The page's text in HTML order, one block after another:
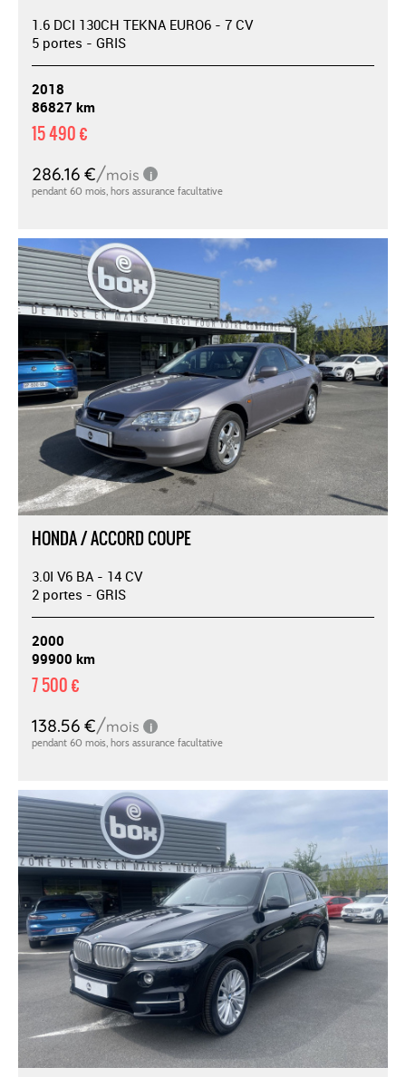
1.6 DCI 130CH TEKNA EURO6 - 7 CV
5 portes - GRIS
2018
86827 km
15 490 €
HONDA / ACCORD COUPE
3.0I V6 BA - 14 CV
2 portes - GRIS
2000
99900 km
7 500 €